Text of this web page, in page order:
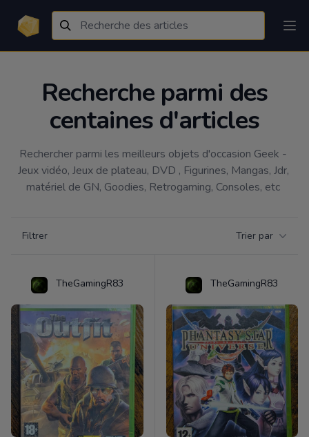
Recherche parmi des
centaines d'articles
Rechercher parmi les meilleurs objets d'occasion Geek -
Jeux vidéo, Jeux de plateau, DVD , Figurines, Mangas, Jdr,
matériel de GN, Goodies, Retrogaming, Consoles, etc
Filtrer Trier par
TheGamingR83 TheGamingR83